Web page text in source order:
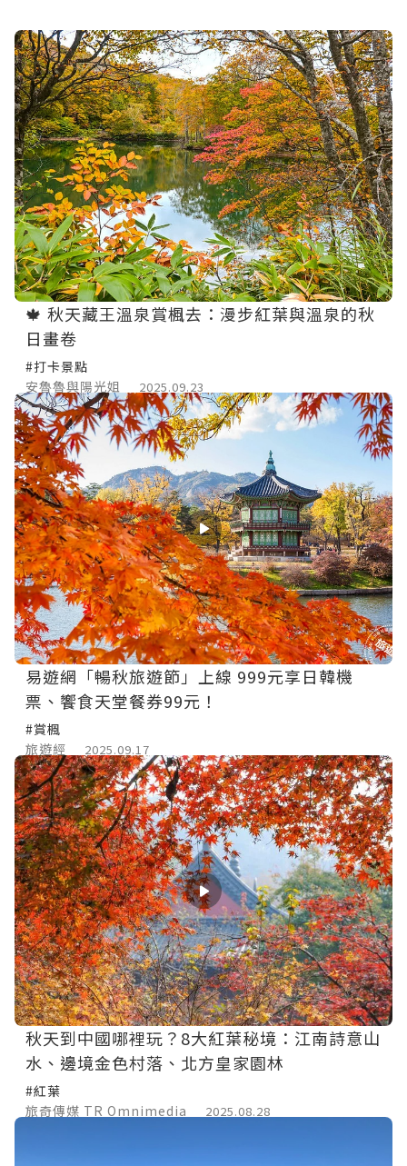
🍁 秋天藏王溫泉賞楓去：漫步紅葉與溫泉的秋
日畫卷
#打卡景點
安魯魯與陽光姐
2025.09.23
易遊網「暢秋旅遊節」上線 999元享日韓機
票、饗食天堂餐券99元！
#賞楓
旅遊經
2025.09.17
秋天到中國哪裡玩？8大紅葉秘境：江南詩意山
水、邊境金色村落、北方皇家園林
#紅葉
旅奇傳媒 TR Omnimedia
2025.08.28